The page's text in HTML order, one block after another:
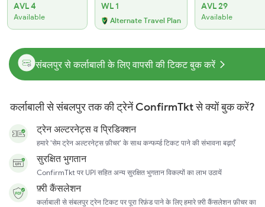
AVL 4
Available
WL 1
Alternate Travel Plan
AVL 29
Available
संबलपुर से कर्लाबाली के लिए वापसी की टिकट बुक करें
कर्लाबाली से संबलपुर तक की ट्रेनें ConfirmTkt से क्यों बुक करें?
ट्रेन अल्टरनेट्स व प्रिडिक्शन
हमारे 'सेम ट्रेन अल्टरनेट्स फ़ीचर' के साथ कन्फर्म्ड टिकट पाने की संभावना बढ़ाएँ
सुरक्षित भुगतान
ConfirmTkt पर UPI सहित अन्य सुरक्षित भुगतान विकल्पों का लाभ उठायें
फ़्री कैंसलेशन
कर्लाबाली से संबलपुर ट्रेन टिकट पर पूरा रिफ़ंड पाने के लिए हमारे फ़्री कैंसलेशन फ़ीचर का